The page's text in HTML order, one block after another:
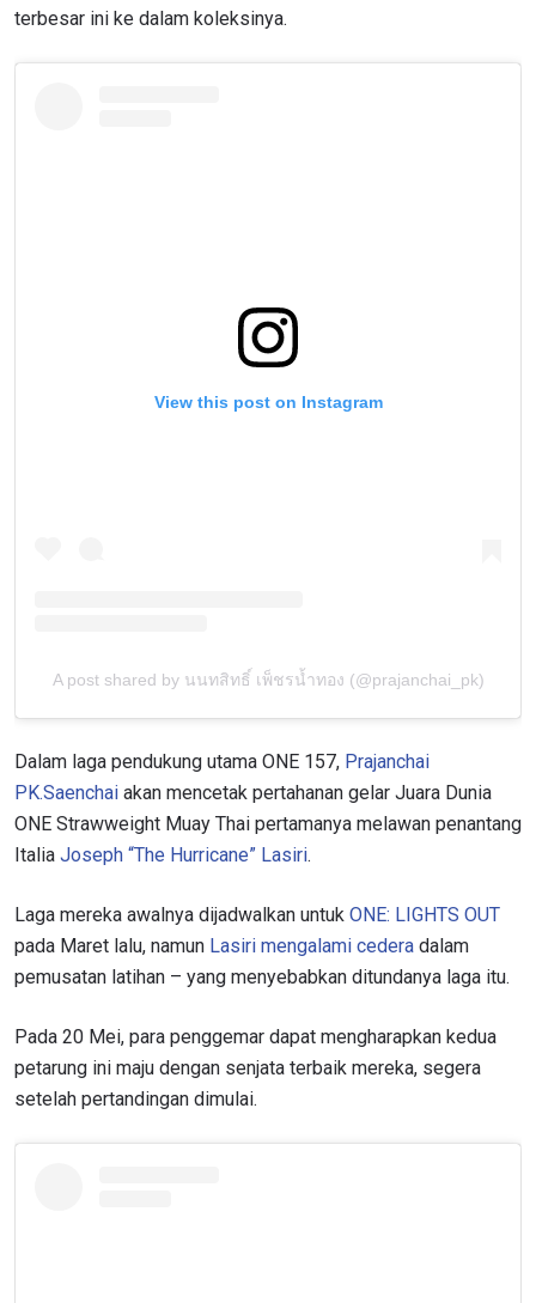
terbesar ini ke dalam koleksinya.
View this post on Instagram
A post shared by นนทสิทธิ์ เพ็ชรน้ำทอง (@prajanchai_pk)
Dalam laga pendukung utama ONE 157, Prajanchai
PK.Saenchai akan mencetak pertahanan gelar Juara Dunia
ONE Strawweight Muay Thai pertamanya melawan penantang
Italia Joseph “The Hurricane” Lasiri.
Laga mereka awalnya dijadwalkan untuk ONE: LIGHTS OUT
pada Maret lalu, namun Lasiri mengalami cedera dalam
pemusatan latihan – yang menyebabkan ditundanya laga itu.
Pada 20 Mei, para penggemar dapat mengharapkan kedua
petarung ini maju dengan senjata terbaik mereka, segera
setelah pertandingan dimulai.